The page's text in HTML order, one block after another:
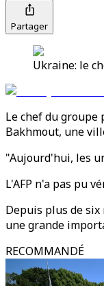
Partager
Ukraine: le
Le chef du
Bakhmout, une
"Aujourd'hui, les
L'AFP n'a pas pu
Depuis plus de
une grande
RECOMMANDÉ